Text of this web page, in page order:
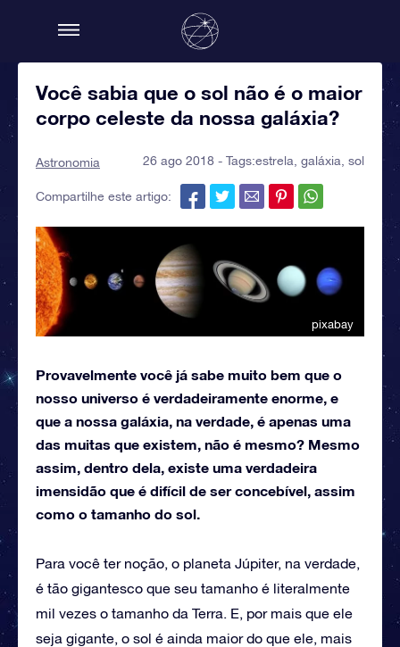
Você sabia que o sol não é o maior
corpo celeste da nossa galáxia?
Astronomia 26 ago 2018 - Tags:estrela galáxia sol
Compartilhe este artigo:
pixabay
Provavelmente você já sabe muito bem que o
nosso universo é verdadeiramente enorme, e
que a nossa galáxia, na verdade, é apenas uma
das muitas que existem, não é mesmo? Mesmo
assim, dentro dela, existe uma verdadeira
imensidão que é difícil de ser concebível, assim
como o tamanho do sol.
Para você ter noção, o planeta Júpiter, na verdade,
é tão gigantesco que seu tamanho é literalmente
mil vezes o tamanho da Terra. E, por mais que ele
seja gigante, o sol é ainda maior do que ele, mais